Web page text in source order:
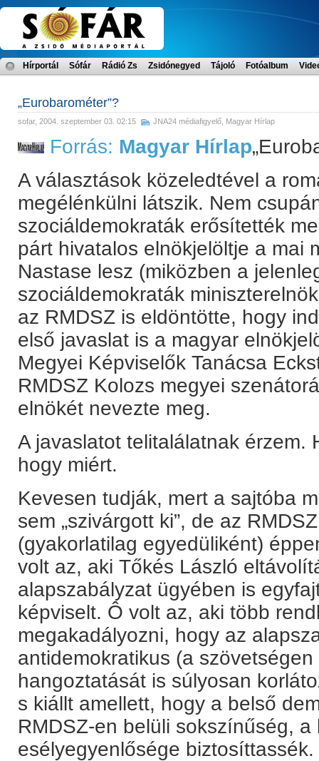
Hírportál Sófár Rádió Zs Zsidónegyed Tájoló Fotóalbum
„Eurobarométer”?
sofar, 2004. szeptember 03. 02:15 JNA24 médiafigyelő Magyar Hírlap
Forrás: Magyar Hírlap
A választások közeledtével a
megélénkülni látszik. Nem
szociáldemokraták erősítették
párt hivatalos elnökjelöltje a mai
Nastase lesz (miközben a
szociáldemokraták
az RMDSZ is eldöntötte, hogy
első javaslat is a magyar
Megyei Képviselők Tanácsa
RMDSZ Kolozs megyei
elnökét nevezte meg.
A javaslatot telitalálatnak érzem.
hogy miért.
Kevesen tudják, mert a sajtóba
sem „szivárgott ki”, de az
(gyakorlatilag egyedüliként)
volt az, aki Tőkés László
alapszabályzat ügyében is
képviselt. Ô volt az, aki több
megakadályozni, hogy az
antidemokratikus (a
hangoztatását is súlyosan
s kiállt amellett, hogy a belső
RMDSZ-en belüli sokszínűség,
esélyegyenlősége biztosíttassék.